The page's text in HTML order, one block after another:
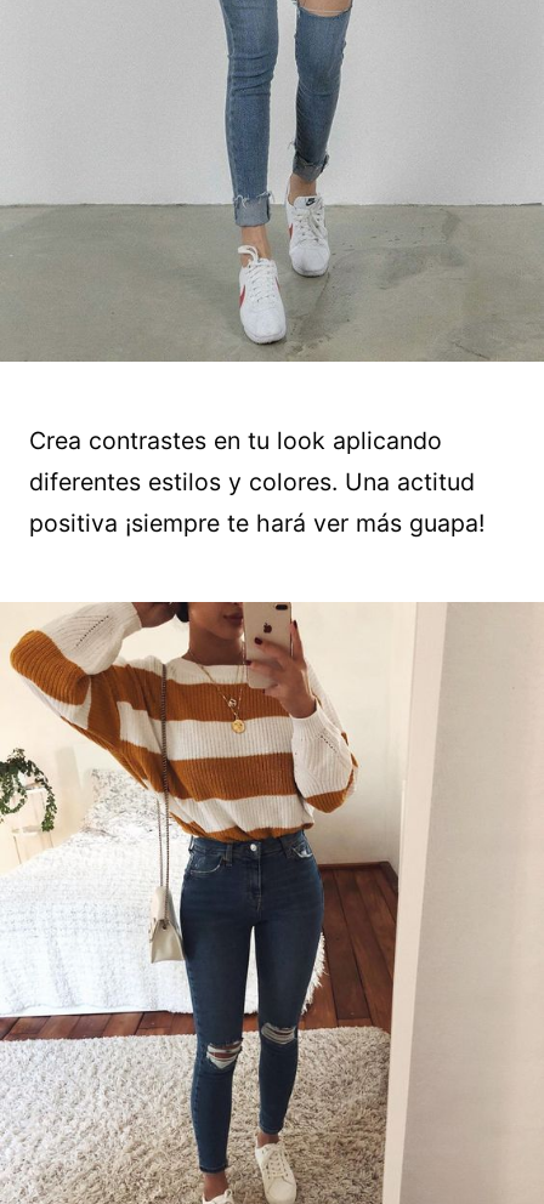
Crea contrastes en tu look aplicando
diferentes estilos y colores. Una actitud
positiva ¡siempre te hará ver más guapa!